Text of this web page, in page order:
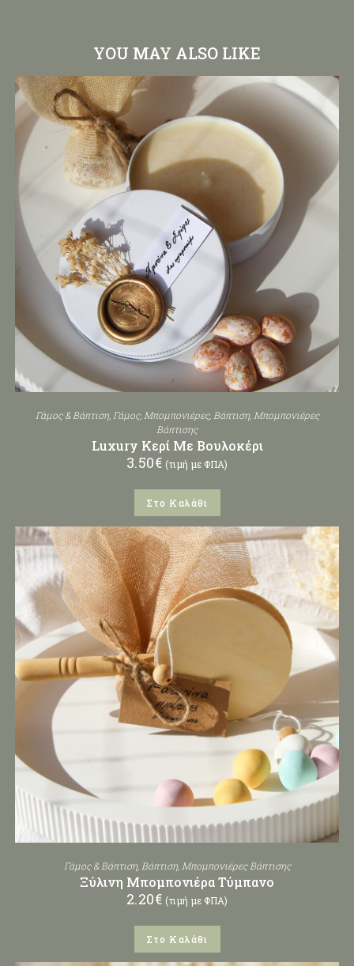
YOU MAY ALSO LIKE
Γάμος & Βάπτιση,Γάμος,Μπομπονιέρες,Βάπτιση,Μπομπονιέρες
Βάπτισης
Luxury Κερί Με Βουλοκέρι
3.50€ (τιμή με ΦΠΑ)
Στο Καλάθι
Γάμος & Βάπτιση, Βάπτιση, Μπομπονιέρες Βάπτισης
Ξύλινη Μπομπονιέρα Τύμπανο
2.20€ (τιμή με ΦΠΑ)
Στο Καλάθι